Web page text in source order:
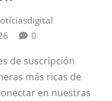
0
de suscripción
más ricas de
en nuestras